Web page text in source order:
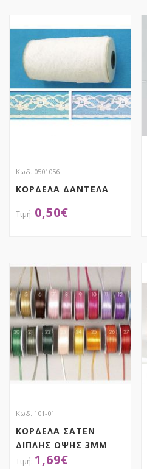
Κωδ. 0501056
ΚΟΡΔΕΛΑ ΔΑΝΤΕΛΑ
0,50€
Κωδ. 101-01
ΚΟΡΔΕΛΑ ΣΑΤΕΝ
ΔΙΠΛΗΣ ΟΨΗΣ 3MM
ΜΕ ΟΥΓΙΑ
1,69€